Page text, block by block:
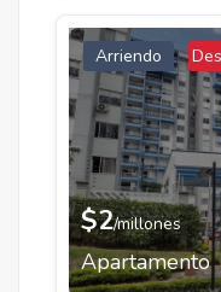
Arriendo
$2/millones
Apartamento